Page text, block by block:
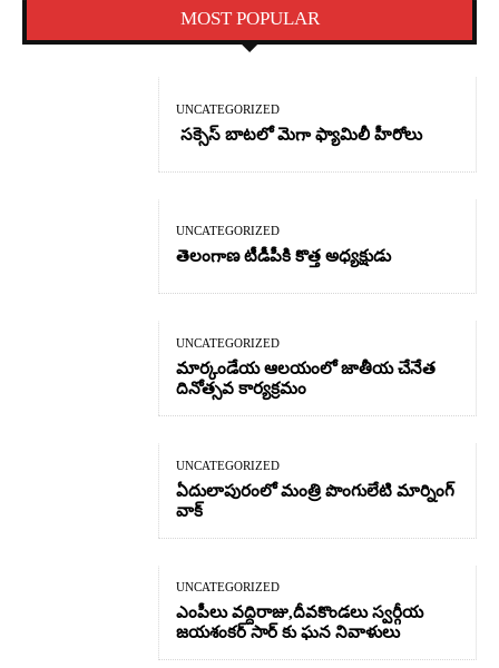
MOST POPULAR
UNCATEGORIZED
సక్సెస్ బాటలో మెగా ఫ్యామిలీ హీరోలు
UNCATEGORIZED
తెలంగాణ టీడీపీకి కొత్త అధ్యక్షుడు
UNCATEGORIZED
మార్కండేయ ఆలయంలో జాతీయ చేనేత
దినోత్సవ కార్యక్రమం
UNCATEGORIZED
ఏదులాపురంలో మంత్రి పొంగులేటి మార్నింగ్
వాక్
UNCATEGORIZED
ఎంపీలు వద్దిరాజు,దీవకొండలు స్వర్గీయ
జయశంకర్ సార్ కు ఘన నివాళులు